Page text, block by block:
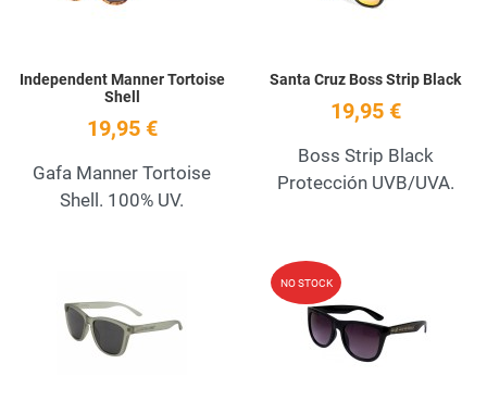
Independent Manner Tortoise
Shell
19,95 €
Gafa Manner Tortoise
Shell. 100% UV.
Santa Cruz Boss Strip Black
19,95 €
Boss Strip Black
Protección UVB/UVA.
Add to Wishlist
Quick View
NO STOCK